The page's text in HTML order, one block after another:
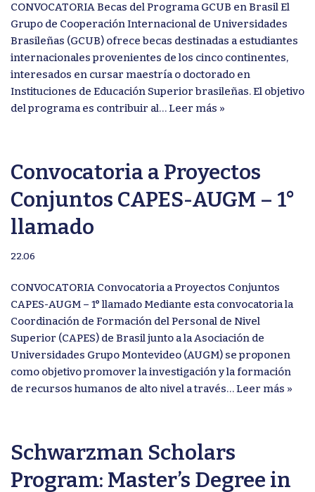
CONVOCATORIA Becas del Programa GCUB en Brasil El
Grupo de Cooperación Internacional de Universidades
Brasileñas (GCUB) ofrece becas destinadas a estudiantes
internacionales provenientes de los cinco continentes,
interesados en cursar maestría o doctorado en
Instituciones de Educación Superior brasileñas. El objetivo
del programa es contribuir al…Leer más »
Convocatoria a Proyectos
Conjuntos CAPES-AUGM – 1°
llamado
22.06
CONVOCATORIA Convocatoria a Proyectos Conjuntos
CAPES-AUGM – 1° llamado Mediante esta convocatoria la
Coordinación de Formación del Personal de Nivel
Superior (CAPES) de Brasil junto a la Asociación de
Universidades Grupo Montevideo (AUGM) se proponen
como objetivo promover la investigación y la formación
de recursos humanos de alto nivel a través…Leer más »
Schwarzman Scholars
Program: Master’s Degree in